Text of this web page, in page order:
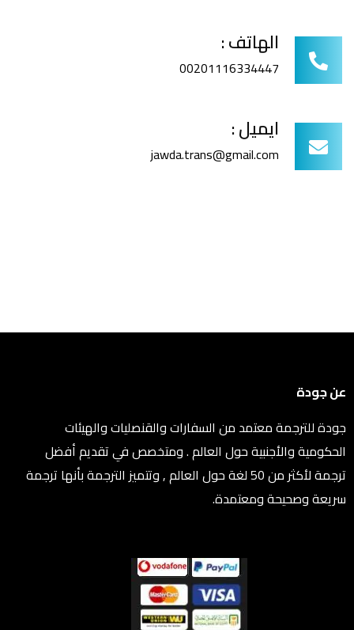
الهاتف :
00201116334447
ايميل :
jawda.trans@gmail.com
عن جودة
جودة للترجمة معتمد من السفارات والقنصليات والهيئات
الحكومية والأجنبية حول العالم . ومتخصص في تقديم أفضل
ترجمة لأكثر من 50 لغة حول العالم , وتتميز الترجمة بأنها ترجمة
سريعة وصحيحة ومعتمدة.